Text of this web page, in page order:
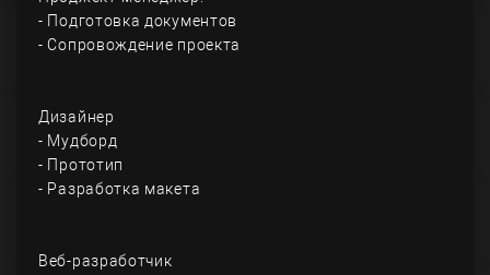
- Подготовка документов
- Сопровождение проекта
Дизайнер
- Мудборд
- Прототип
- Разработка макета
Веб-разработчик